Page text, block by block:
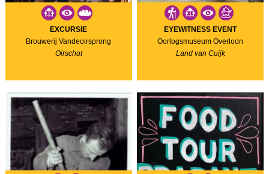
EXCURSIE
Brouwerij Vandeoirsprong
Oirschot
EYEWITNESS EVENT
Oorlogsmuseum Overloon
Land van Cuijk